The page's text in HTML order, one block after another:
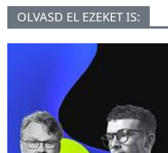
OLVASD EL EZEKET IS: